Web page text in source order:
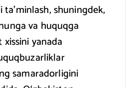
shuningdek,
va huquqga
yanada
samaradorligini